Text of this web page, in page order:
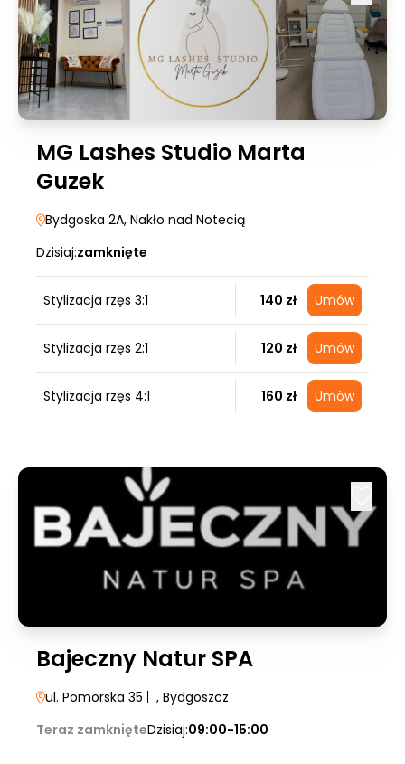
MG Lashes Studio Marta
Guzek
Bydgoska 2A, Nakło nad Notecią
Dzisiaj:zamknięte
Stylizacja rzęs 3:1 140 zł Umów
Stylizacja rzęs 2:1 120 zł Umów
Stylizacja rzęs 4:1 160 zł Umów
Bajeczny Natur SPA
ul. Pomorska 35 | 1, Bydgoszcz
Teraz zamknięteDzisiaj:09:00-15:00